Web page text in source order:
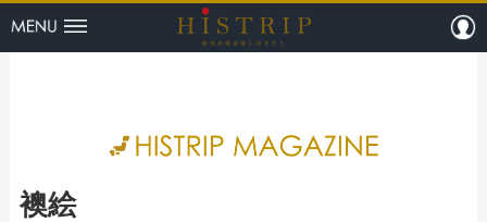
HISTRIP（
襖絵